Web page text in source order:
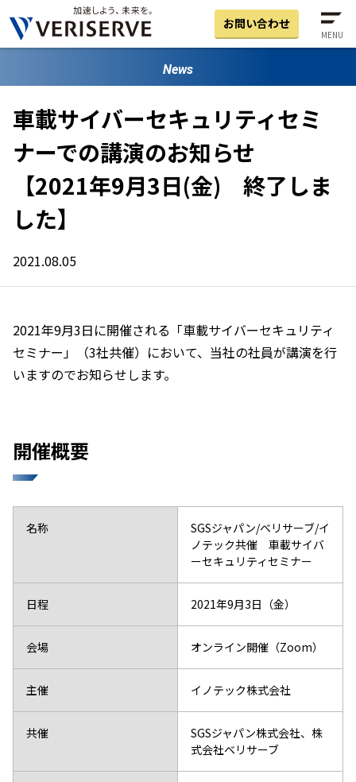
お問い合わせ
MENU
News
車載サイバーセキュリティセミ
ナーでの講演のお知らせ
【2021年9月3日(金) 終了しま
した】
2021.08.05
2021年9月3日に開催される「車載サイバーセキュリティ
セミナー」（3社共催）において、当社の社員が講演を行
いますのでお知らせします。
開催概要
名称
SGSジャパン/ベリサーブ/イ
ノテック共催 車載サイバ
ーセキュリティセミナー
日程 2021年9月3日（金）
会場 オンライン開催（Zoom）
主催 イノテック株式会社
共催
SGSジャパン株式会社、株
式会社ベリサーブ